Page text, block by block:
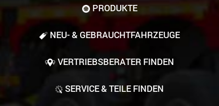
PRODUKTE
NEU- & GEBRAUCHT­FAHRZEUGE
VERTRIEBSBERATER FINDEN
SERVICE & TEILE FINDEN